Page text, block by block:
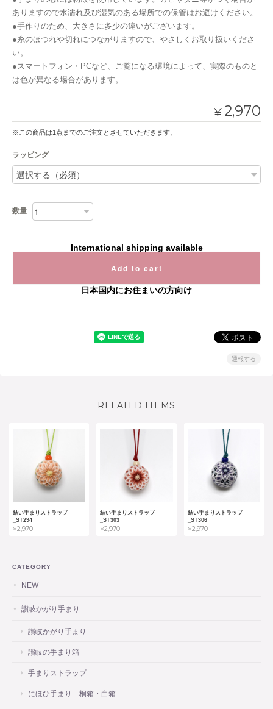
ありますので水濡れ及び湿気のある場所での保管はお避けください。
●手作りのため、大きさに多少の違いがございます。
●糸のほつれや切れにつながりますので、やさしくお取り扱いくださ
い。
●スマートフォン・PCなど、ご覧になる環境によって、実際のものと
は色が異なる場合があります。
¥2,970
※この商品は1点までのご注文とさせていただきます。
ラッピング
数量
International shipping available
Add to cart
日本国内にお住まいの方向け
通報する
RELATED ITEMS
結い手まりストラップ
_ST294
¥2,970
結い手まりストラップ
_ST303
¥2,970
結い手まりストラップ
_ST306
¥2,970
CATEGORY
NEW
讃岐かがり手まり
讃岐かがり手まり
讃岐の手まり箱
手まりストラップ
にほひ手まり 桐箱・白箱